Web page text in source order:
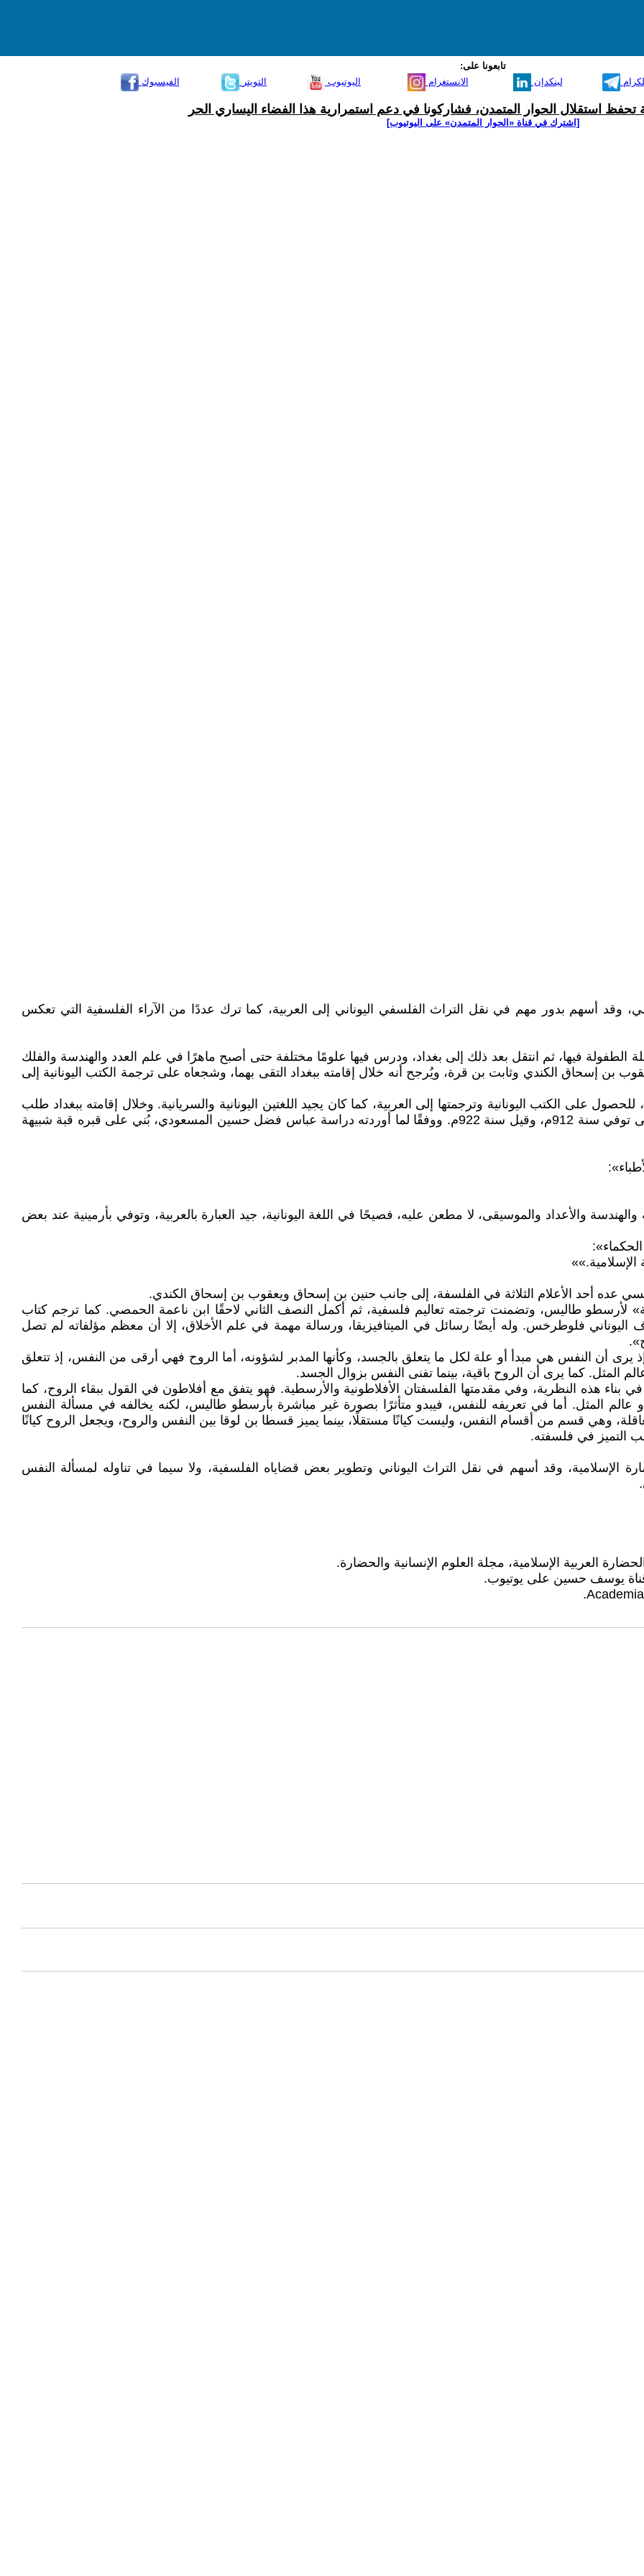
تابعونا على:
الفيسبوك
التويتر اليوتيوب الانستغرام لينكدإن
تحفظ استقلال الحوار المتمدن، فشاركونا في دعم استمرارية هذا الفضاء اليساري الحر
[اشترك في قناة ‫«الحوار المتمدن» على اليوتيوب]
وقد أسهم بدور مهم في نقل التراث الفلسفي اليوناني إلى العربية، كما ترك عددًا من الآراء الفلسفية التي تعكس
ولد في بعلبك عام 820م. قضى مرحلة الطفولة فيها، ثم انتقل بعد ذلك إلى بغداد، ودرس فيها علومًا مختلفة حتى أصبح ماهرًا في علم العدد والهندسة والفلك
بن إسحاق الكندي وثابت بن قرة، ويُرجح أنه خلال إقامته ببغداد التقى بهما، وشجعاه على ترجمة الكتب اليونانية إلى
على الكتب اليونانية وترجمتها إلى العربية، كما كان يجيد اللغتين اليونانية والسريانية. وخلال إقامته ببغداد طلب
منه ملك أرمينية الإقامة معه، فذهب إلى أرمينية وأقام بها حتى توفي سنة 912م، وقيل سنة 922م. ووفقًا لما أوردته دراسة عباس فضل حسين المسعودي، بُني على قبره قبة شبيهة
والأعداد والموسيقى، لا مطعن عليه، فصيحًا في اللغة اليونانية، جيد العبارة بالعربية، وتوفي بأرمينية عند بعض
عده أحد الأعلام الثلاثة في الفلسفة، إلى جانب حنين بن إسحاق ويعقوب بن إسحاق الكندي.
لأرسطو طاليس، وتضمنت ترجمته تعاليم فلسفية، ثم أكمل النصف الثاني لاحقًا ابن ناعمة الحمصي. كما ترجم كتاب
فلوطرخس. وله أيضًا رسائل في الميتافيزيقا، ورسالة مهمة في علم الأخلاق، إلا أن معظم مؤلفاته لم تصل
يرى أن النفس هي مبدأ أو علة لكل ما يتعلق بالجسد، وكأنها المدبر لشؤونه، أما الروح فهي أرقى من النفس، إذ تتعلق
المثل. كما يرى أن الروح باقية، بينما تفنى النفس بزوال الجسد.
هذه النظرية، وفي مقدمتها الفلسفتان الأفلاطونية والأرسطية. فهو يتفق مع أفلاطون في القول ببقاء الروح، كما
عالم المثل. أما في تعريفه للنفس، فيبدو متأثرًا بصورة غير مباشرة بأرسطو طاليس، لكنه يخالفه في مسألة النفس
وهي قسم من أقسام النفس، وليست كيانًا مستقلًا، بينما يميز قسطا بن لوقا بين النفس والروح، ويجعل الروح كيانًا
التميز في فلسفته.
الإسلامية، وقد أسهم في نقل التراث اليوناني وتطوير بعض قضاياه الفلسفية، ولا سيما في تناوله لمسألة النفس